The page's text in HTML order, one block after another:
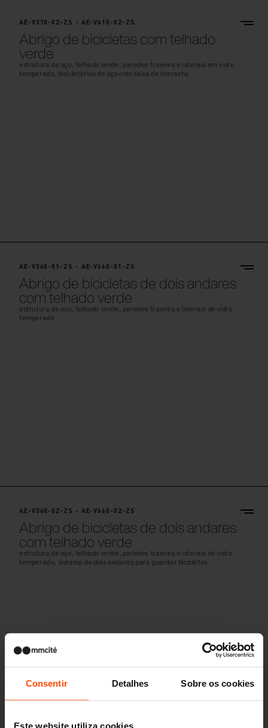
Consentir Detalhes Sobre os cookies
Este website utiliza cookies
AE-V310-02-ZS - AE-V610-02-ZS
Abrigo de bicicletas com telhado
verde
estrutura de aço, telhado verde, paredes traseira e laterais em vidro
temperado, bicicletários de aço com faixa de borracha
AE-V360-01-ZS - AE-V660-01-ZS
Abrigo de bicicletas de dois andares
com telhado verde
estrutura de aço, telhado verde, paredes traseira e laterais de vidro
temperado
AE-V360-02-ZS - AE-V660-02-ZS
Abrigo de bicicletas de dois andares
com telhado verde
estrutura de aço, telhado verde, paredes traseira e laterais de vidro
temperado, sistema de dois andares para guardar bicicletas